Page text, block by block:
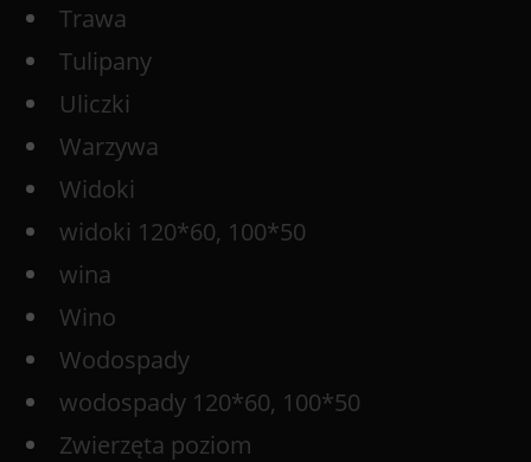
Trawa
Tulipany
Uliczki
Warzywa
Widoki
widoki 120*60, 100*50
wina
Wino
Wodospady
wodospady 120*60, 100*50
Zwierzęta poziom